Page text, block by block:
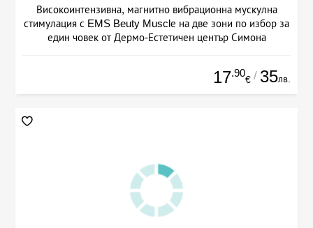
Високоинтензивна, магнитно вибрационна мускулна
стимулация с EMS Beuty Musclе на две зони по избор за
един човек от Дермо-Естетичен център Симона
17.90
€ / 35лв.